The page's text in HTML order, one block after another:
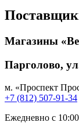
Магазины
Парголово,
м. «Проспект
+7 (812) 507-91-34
Ежедневно с